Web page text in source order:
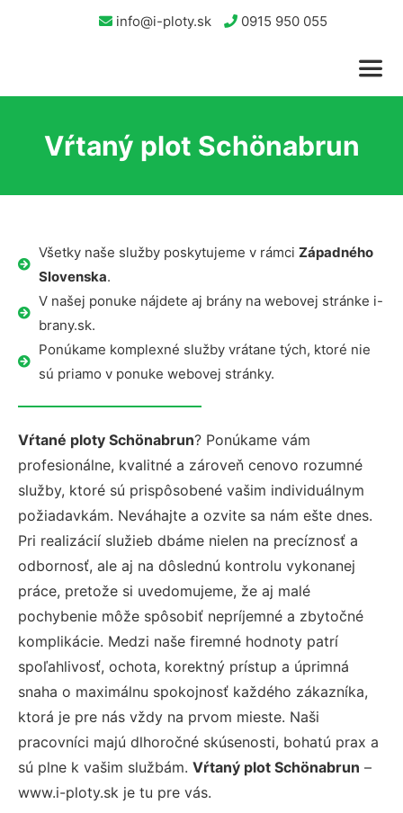
info@i-ploty.sk 0915 950 055
Vŕtaný plot Schönabrun
Všetky naše služby poskytujeme v rámci Západného
Slovenska.
V našej ponuke nájdete aj brány na webovej stránke i-
brany.sk.
Ponúkame komplexné služby vrátane tých, ktoré nie
sú priamo v ponuke webovej stránky.
Vŕtané ploty Schönabrun? Ponúkame vám
profesionálne, kvalitné a zároveň cenovo rozumné
služby, ktoré sú prispôsobené vašim individuálnym
požiadavkám. Neváhajte a ozvite sa nám ešte dnes.
Pri realizácií služieb dbáme nielen na precíznosť a
odbornosť, ale aj na dôslednú kontrolu vykonanej
práce, pretože si uvedomujeme, že aj malé
pochybenie môže spôsobiť nepríjemné a zbytočné
komplikácie. Medzi naše firemné hodnoty patrí
spoľahlivosť, ochota, korektný prístup a úprimná
snaha o maximálnu spokojnosť každého zákazníka,
ktorá je pre nás vždy na prvom mieste. Naši
pracovníci majú dlhoročné skúsenosti, bohatú prax a
sú plne k vašim službám. Vŕtaný plot Schönabrun –
www.i-ploty.sk je tu pre vás.